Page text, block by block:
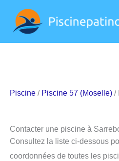
contenu
Piscine / Piscine 57 (Moselle) /
Contacter une piscine à
Consultez la liste ci-dessous
coordonnées de toutes les